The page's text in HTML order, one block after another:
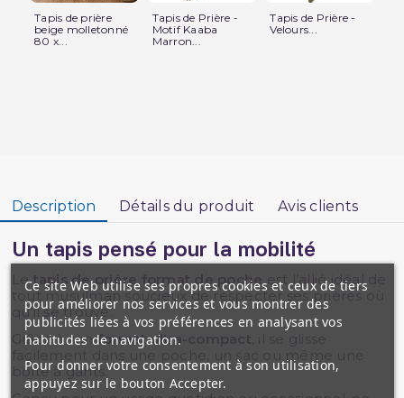
Tapis de prière
beige molletonné
80 x...
Tapis de Prière -
Motif Kaaba
Marron...
Tapis de Prière -
Velours...
Description Détails du produit Avis clients
Un tapis pensé pour la mobilité
Letapis de prière format de pocheest l’allié idéal de
tout musulman soucieux de respecter ses prières où
qu’il se trouve.
Grâce à sonformat ultra-compact
facilement dans une poche, un sac ou même une
boîte à gants.
Ce site Web utilise ses propres cookies et ceux de tiers
pour améliorer nos services et vous montrer des
publicités liées à vos préférences en analysant vos
habitudes de navigation.
Pour donner votre consentement à son utilisation,
appuyez sur le bouton Accepter.